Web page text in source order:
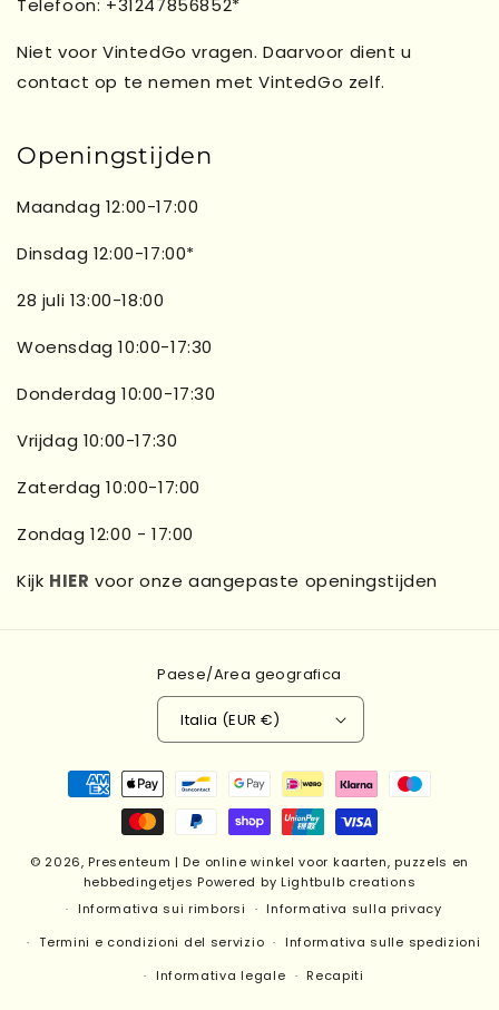
Telefoon: +31247856852*
Niet voor VintedGo vragen. Daarvoor dient u
contact op te nemen met VintedGo zelf.
Openingstijden
Maandag 12:00-17:00
Dinsdag 12:00-17:00*
28 juli 13:00-18:00
Woensdag 10:00-17:30
Donderdag 10:00-17:30
Vrijdag 10:00-17:30
Zaterdag 10:00-17:00
Zondag 12:00 - 17:00
Kijk HIER voor onze aangepaste openingstijden
Paese/Area geografica
Italia (EUR €)
Metodi
pagamento
© 2026, Presenteum | De online winkel voor kaarten, puzzels en
hebbedingetjes Powered by Lightbulb creations
Informativa sui rimborsi
Informativa sulla privacy
Termini e condizioni del servizio
Informativa sulle spedizioni
Informativa legale
Recapiti